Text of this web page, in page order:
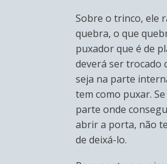
Sobre o trinco, ele
quebra, o que
puxador que é de
deverá ser trocado
seja na parte
tem como puxar.
parte onde
abrir a porta, não
de deixá-lo.